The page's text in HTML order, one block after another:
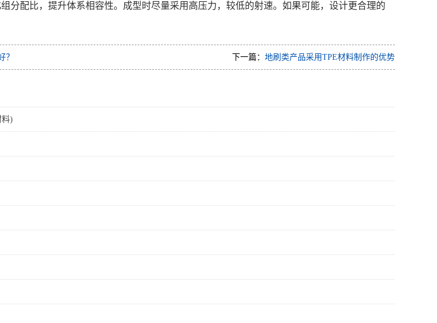
分配比，提升体系相容性。成型时尽量采用高压力，较低的射速。如果可能，设计更合理的
？ 下一篇： 地刷类产品采用TPE材料制作的优势
料)